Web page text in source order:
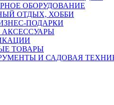
ОБОРУДОВАНИЕ
ОТДЫХ, ХОББИ
ПОДАРКИ
АКСЕССУАРЫ
ТОВАРЫ
И САДОВАЯ